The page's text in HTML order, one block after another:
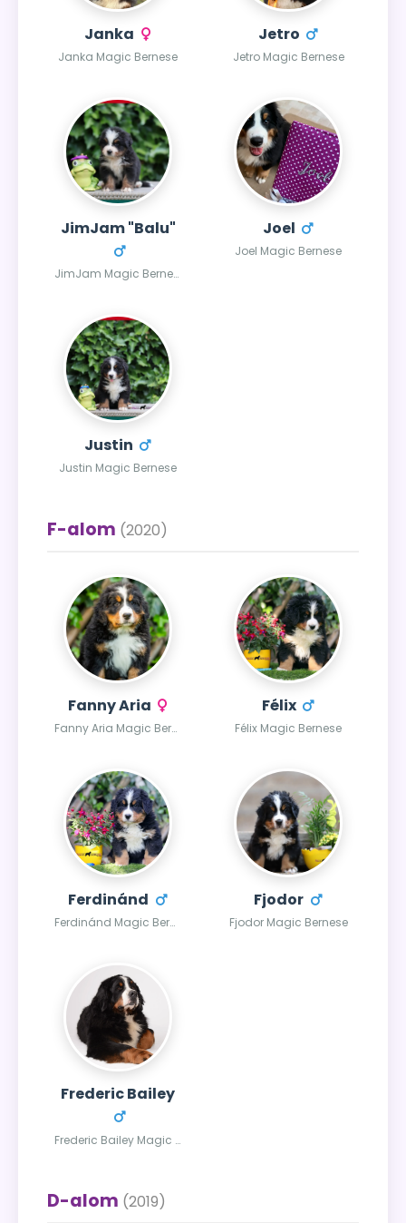
Janka
Janka Magic Bernese
Jetro
Jetro Magic Bernese
JimJam "Balu"
JimJam Magic Bernese
Joel
Joel Magic Bernese
Justin
Justin Magic Bernese
F-alom (2020)
Fanny Aria
Fanny Aria Magic Bernese
Félix
Félix Magic Bernese
Ferdinánd
Ferdinánd Magic Bernese
Fjodor
Fjodor Magic Bernese
Frederic Bailey
Frederic Bailey Magic Bernese
D-alom (2019)